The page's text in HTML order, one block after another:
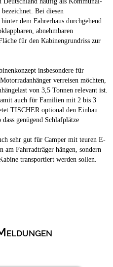
Bei diesen
dem Fahrerhaus durchgehend
abnehmbaren
für den Kabinengrundriss zur
insbesondere für
verreisen möchten,
von 3,5 Tonnen relevant ist.
auch für Familien mit 2 bis 3
TISCHER optional den Einbau
genügend Schlafplätze
sehr gut für Camper mit teuren E-
am Fahrradträger hängen, sondern
transportiert werden sollen.